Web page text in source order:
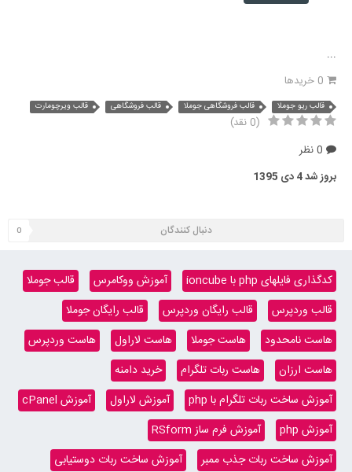
...
قالب ریو جوملا قالب فروشگاهی جوملا قالب فروشگاهی قالب ویرچومارت
(0 نقد)
بروز شد4 دی 1395
دنبال کنندگان 0
کدگذاری فایلهای php با ioncube آموزش ووکامرس
قالب جوملا
قالب وردپرس
قالب رایگان وردپرس
قالب رایگان جوملا
هاست نامحدود
هاست جوملا هاست لاراول
هاست وردپرس
هاست ارزان
هاست ربات تلگرام
خرید دامنه
آموزش ساخت ربات تلگرام با php
آموزش لاراول
آموزش cPanel
آموزش php
آموزش فرم ساز RSform
آموزش ساخت ربات جذب ممبر
آموزش ساخت ربات دوستیابی